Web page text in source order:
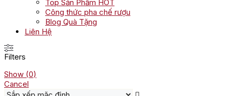
Top Sản Phẩm HOT
Công thức pha chế rượu
Blog Quà Tặng
Liên Hệ
Filters
Show (0)
Cancel